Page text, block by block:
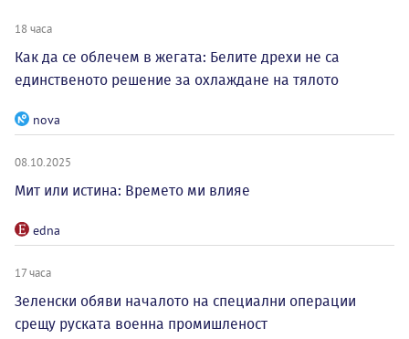
18 часа
Как да се облечем в жегата: Белите дрехи не са
единственото решение за охлаждане на тялото
nova
08.10.2025
Мит или истина: Времето ми влияе
edna
17 часа
Зеленски обяви началото на специални операции
срещу руската военна промишленост